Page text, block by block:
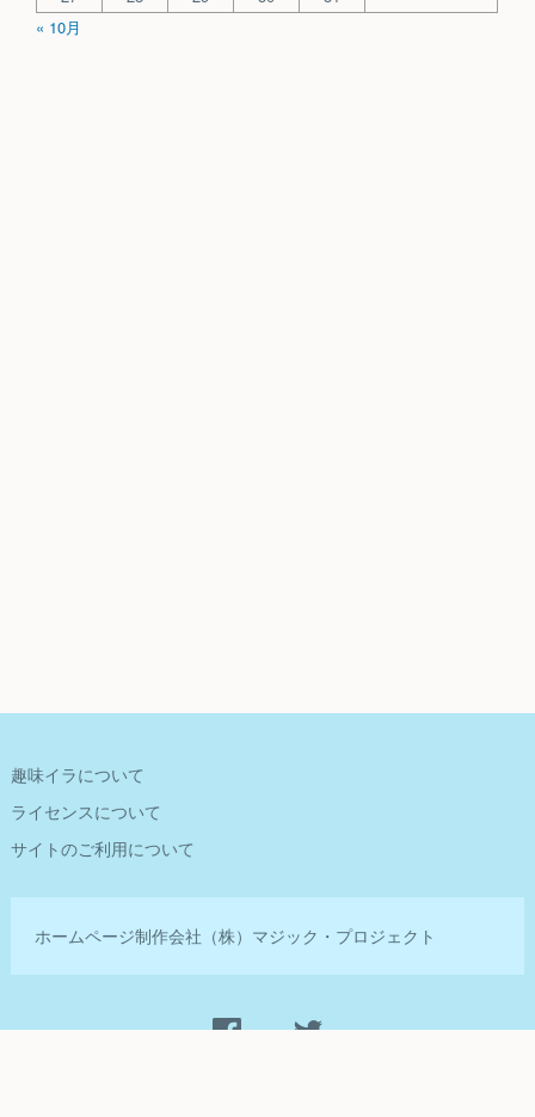
« 10月
趣味イラについて
ライセンスについて
サイトのご利用について
ホームページ制作会社 （株）マジック・プロジェクト